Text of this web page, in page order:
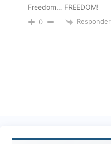
Freedom… FREEDOM!
0 Responder